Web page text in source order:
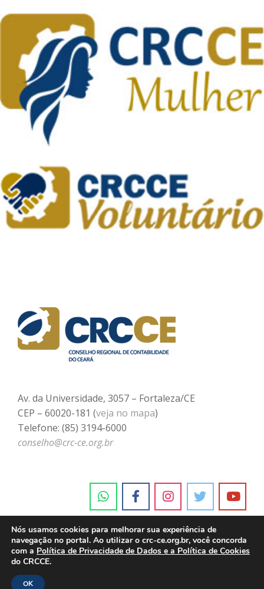
Av. da Universidade, 3057 – Fortaleza/CE
CEP – 60020-181 (veja no mapa)
Telefone: (85) 3194-6000
conselho@crc-ce.org.br
Nós usamos cookies para melhorar sua experiência de
navegação no portal. Ao utilizar o crc-ce.org.br, você concorda
com a Política de Privacidade de Dados e a Política de Cookies
do CRCCE.
OK